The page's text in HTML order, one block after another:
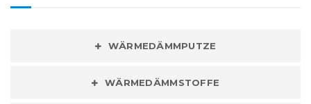
WÄRMEDÄMMPUTZE
WÄRMEDÄMMSTOFFE